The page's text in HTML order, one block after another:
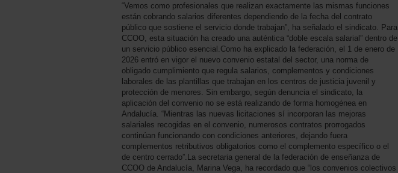
“Vemos como profesionales que realizan exactamente las mismas funciones
están cobrando salarios diferentes dependiendo de la fecha del contrato
público que sostiene el servicio donde trabajan”, ha señalado el sindicato. Para
CCOO, esta situación ha creado una auténtica “doble escala salarial” dentro de
un servicio público esencial.Como ha explicado la federación, el 1 de enero de
2026 entró en vigor el nuevo convenio estatal del sector, una norma de
obligado cumplimiento que regula salarios, complementos y condiciones
laborales de las plantillas que trabajan en los centros de justicia juvenil y
protección de menores. Sin embargo, según denuncia el sindicato, la
aplicación del convenio no se está realizando de forma homogénea en
Andalucía. “Mientras las nuevas licitaciones sí incorporan las mejoras
salariales recogidas en el convenio, numerosos contratos prorrogados
continúan funcionando con condiciones anteriores, dejando fuera
complementos retributivos obligatorios como el complemento específico o el
de centro cerrado”.La secretaria general de la federación de enseñanza de
CCOO de Andalucía, Marina Vega, ha recordado que “los convenios colectivos